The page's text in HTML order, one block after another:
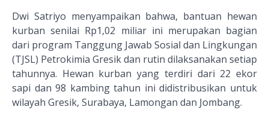
Dwi Satriyo menyampaikan bahwa, bantuan hewan
kurban senilai Rp1,02 miliar ini merupakan bagian
dari program Tanggung Jawab Sosial dan Lingkungan
(TJSL) Petrokimia Gresik dan rutin dilaksanakan setiap
tahunnya. Hewan kurban yang terdiri dari 22 ekor
sapi dan 98 kambing tahun ini didistribusikan untuk
wilayah Gresik, Surabaya, Lamongan dan Jombang.